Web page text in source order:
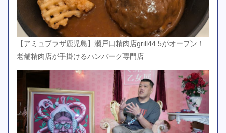
【アミュプラザ鹿児島】瀬戸口精肉店grill44.5がオープン！
老舗精肉店が手掛けるハンバーグ専門店